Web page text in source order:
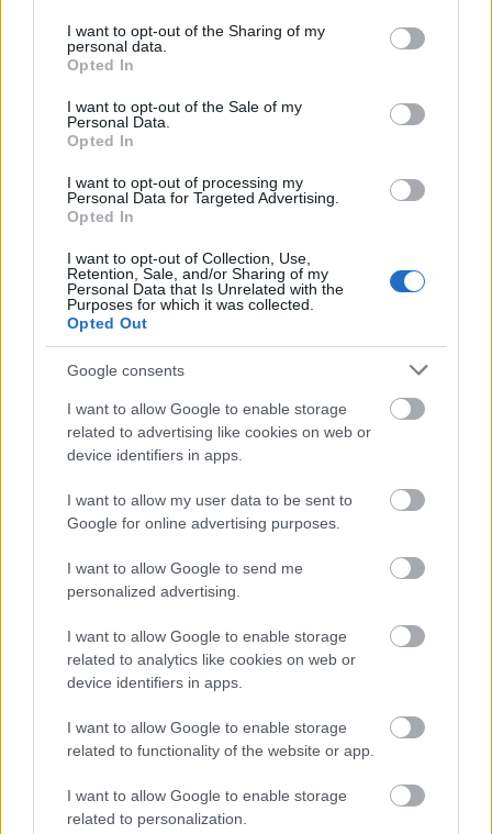
not limited to your visit or usage behaviour. You may click to
grant or deny consent to Google and its third-party tags to
use your data for below specified purposes in below Google
consent section.
I want to opt-out of the Sharing of my
personal data.
Opted In
I want to opt-out of the Sale of my
Personal Data.
Opted In
I want to opt-out of processing my
Personal Data for Targeted Advertising.
Opted In
I want to opt-out of Collection, Use,
Retention, Sale, and/or Sharing of my
Personal Data that Is Unrelated with the
Purposes for which it was collected.
Opted Out
Google consents
I want to allow Google to enable storage
related to advertising like cookies on web or
device identifiers in apps.
I want to allow my user data to be sent to
Google for online advertising purposes.
I want to allow Google to send me
personalized advertising.
I want to allow Google to enable storage
related to analytics like cookies on web or
device identifiers in apps.
I want to allow Google to enable storage
related to functionality of the website or app.
I want to allow Google to enable storage
related to personalization.
Nem találták meg a közös nevezőt.
Itt egy újabb bízonyíték arra, hogy
heteken belül indul az új Heti Hetes